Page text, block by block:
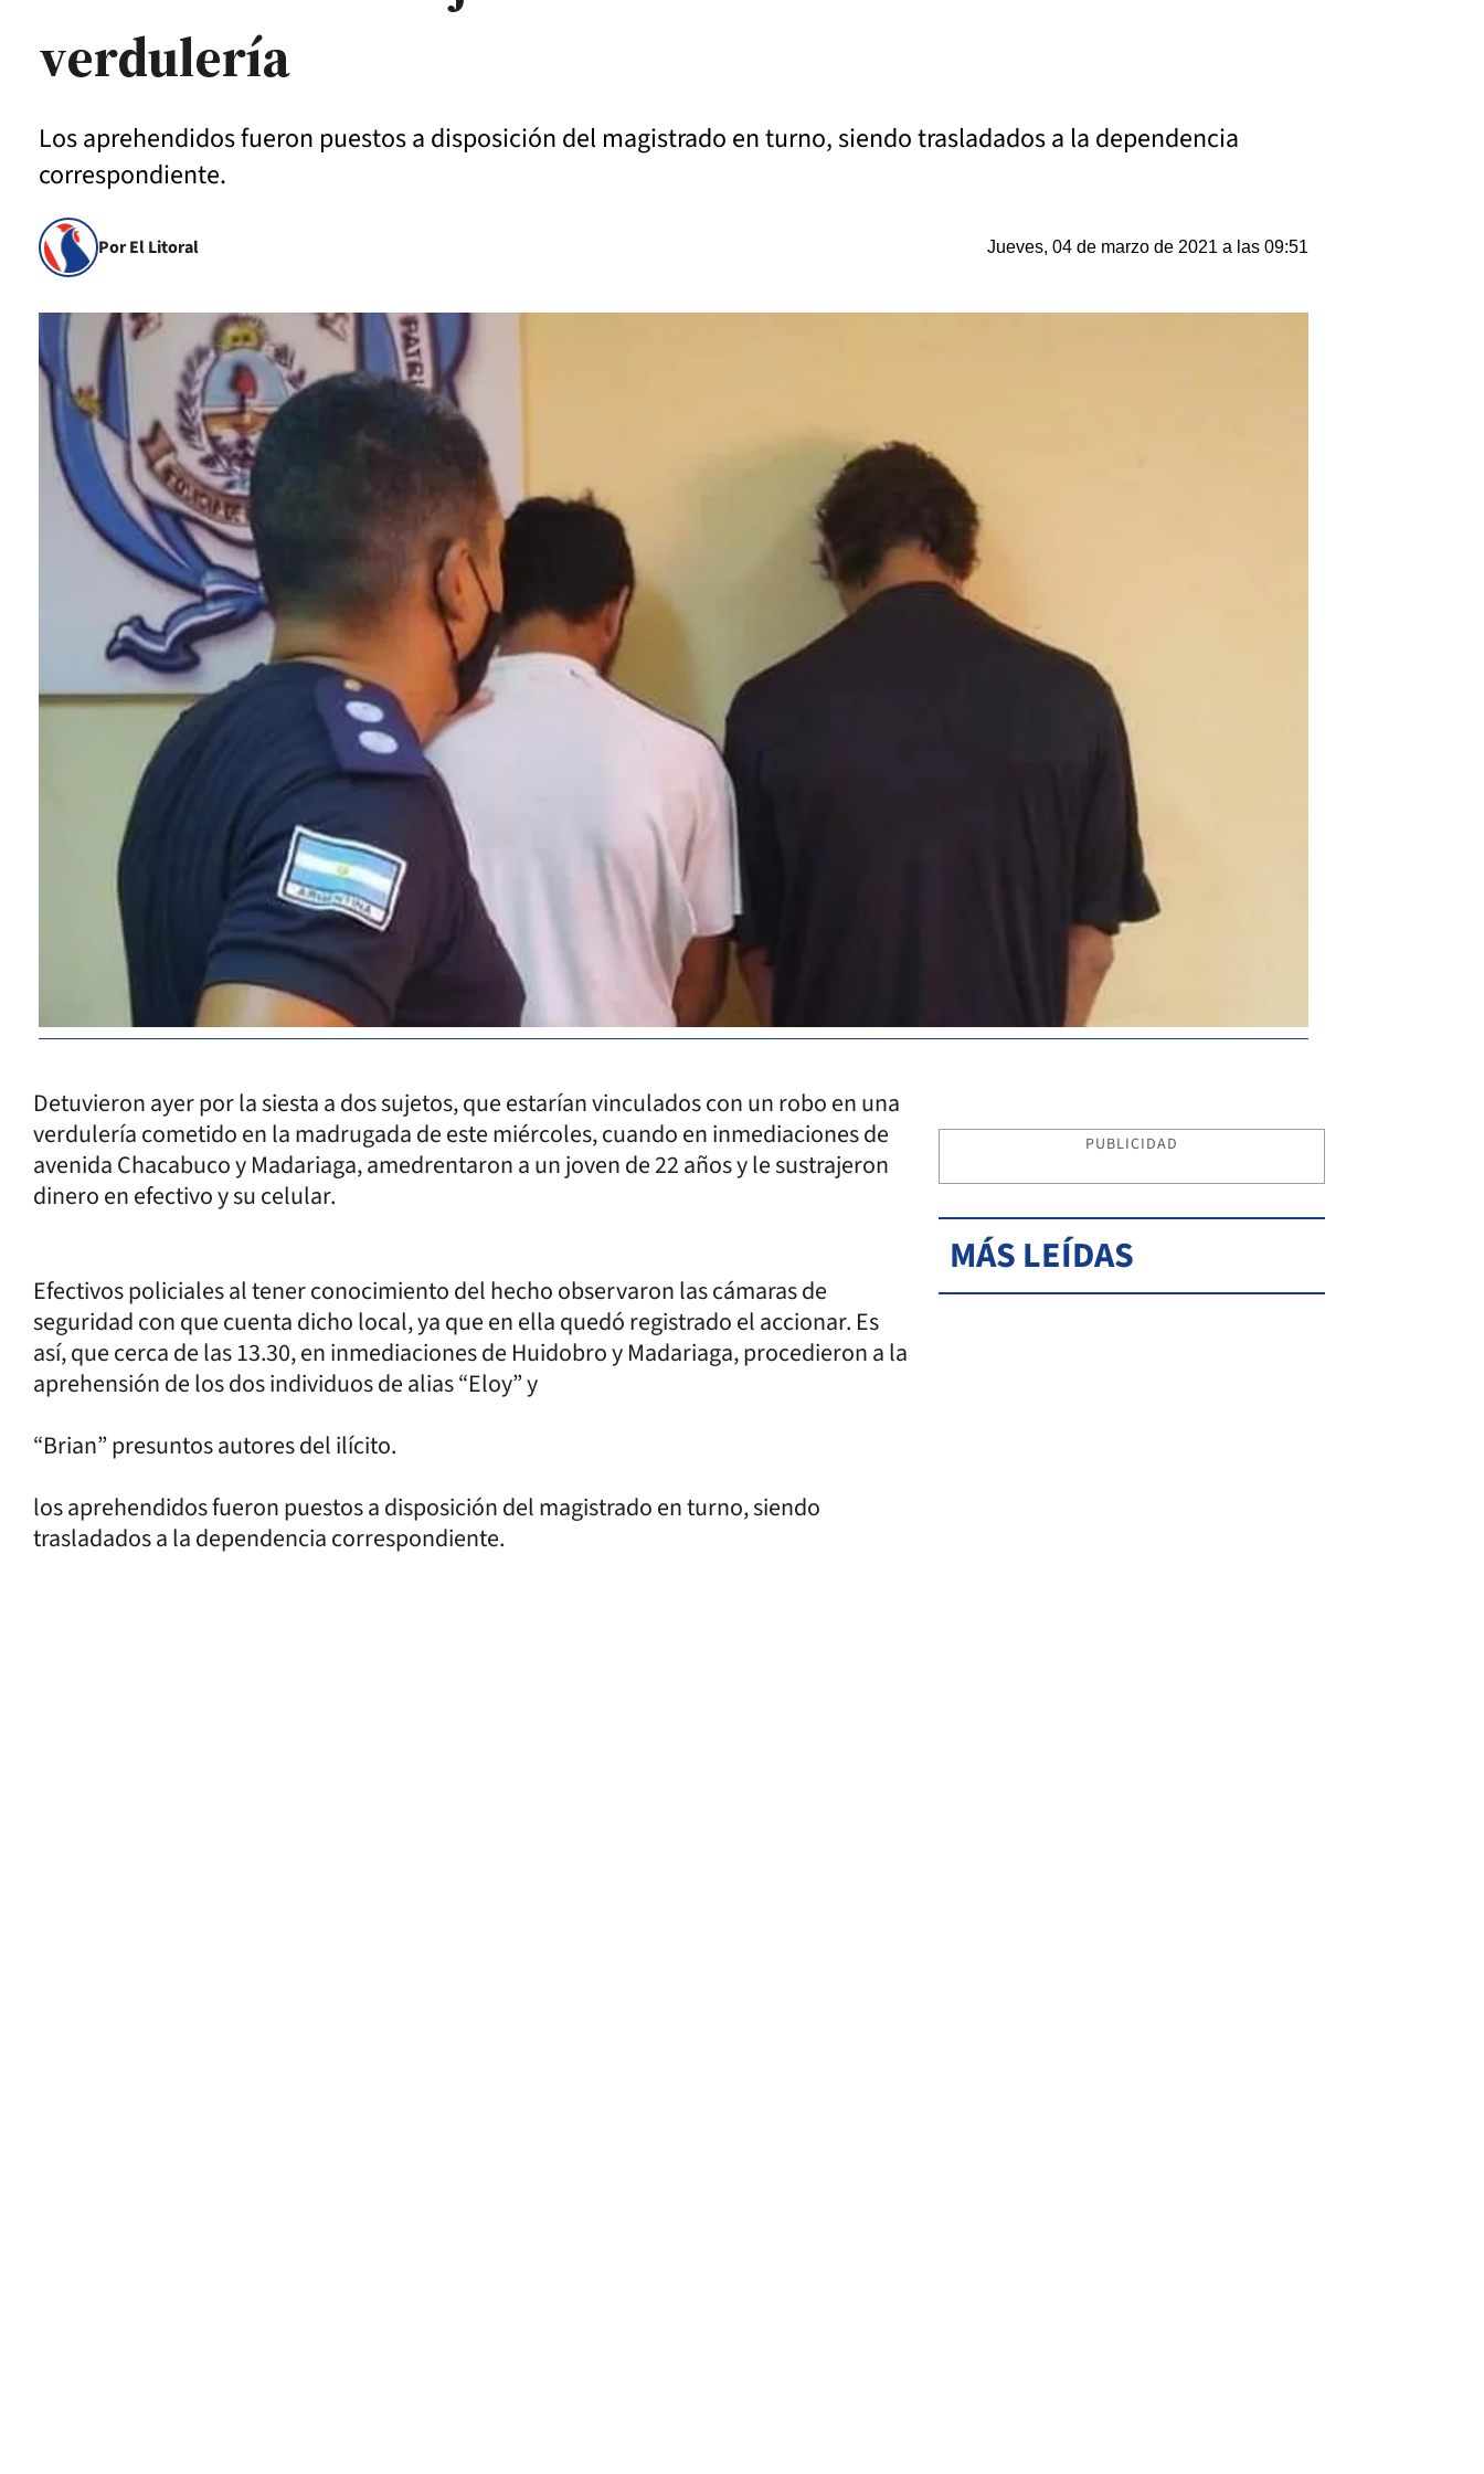
verdulería
Los aprehendidos fueron puestos a disposición del magistrado en turno, siendo trasladados a la dependencia
correspondiente.
Por El Litoral Jueves, 04 de marzo de 2021 a las 09:51
Detuvieron ayer por la siesta a dos sujetos, que estarían vinculados con un robo en una
verdulería cometido en la madrugada de este miércoles, cuando en inmediaciones de
avenida Chacabuco y Madariaga, amedrentaron a un joven de 22 años y le sustrajeron
dinero en efectivo y su celular.
Efectivos policiales al tener conocimiento del hecho observaron las cámaras de
seguridad con que cuenta dicho local, ya que en ella quedó registrado el accionar. Es
así, que cerca de las 13.30, en inmediaciones de Huidobro y Madariaga, procedieron a la
aprehensión de los dos individuos de alias “Eloy” y
“Brian” presuntos autores del ilícito.
los aprehendidos fueron puestos a disposición del magistrado en turno, siendo
trasladados a la dependencia correspondiente.
PUBLICIDAD
MÁS LEÍDAS